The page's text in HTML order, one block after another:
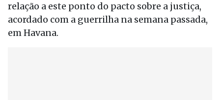
relação a este ponto do pacto sobre a justiça,
acordado com a guerrilha na semana passada,
em Havana.